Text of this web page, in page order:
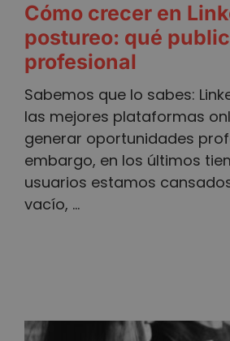
Cómo crecer en
postureo: qué
profesional
Sabemos que lo sabes:
las mejores plataformas
generar oportunidades
embargo, en los últimos
usuarios estamos
vacío, ...